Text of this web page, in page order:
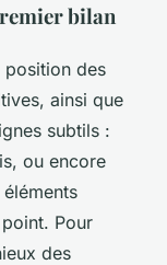
bilan
position des
ainsi que
subtils :
ou encore
Pour
des